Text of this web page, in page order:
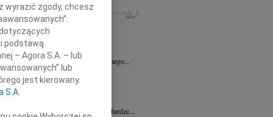
Zielona Góra
Nowak Członkowi Zarządu...
Zielona Góra
Hegenbarth wyrazy serdecznego...
Dybowski
05.03.2026
niezmiernie wspaniały i życzliwy...
Panu Doktorowi Szymonowi Jurdze...
wyrazić zgody, chcesz
podstawą
– Agora S.A. – lub
lub
jest kierowany.
S.A.